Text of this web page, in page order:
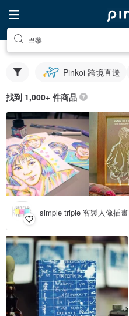
巴黎
Pinkoi 跨境直送
找到 1,000+ 件商品
simple triple 客製人像插畫